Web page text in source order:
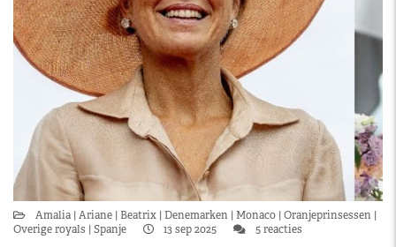
Amalia Ariane Beatrix Denemarken Monaco Oranjeprinsessen
Overige royals
Spanje 13 sep 2025 5 reacties